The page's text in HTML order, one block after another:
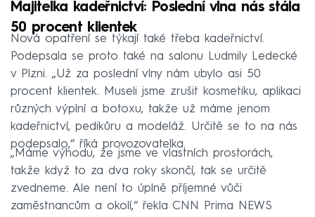
Majitelka kadeřnictví: Poslední vlna nás stála
50 procent klientek
Nová opatření se týkají také třeba kadeřnictví.
Podepsala se proto také na salonu Ludmily Ledecké
v Plzni. „Už za poslední vlny nám ubylo asi 50
procent klientek. Museli jsme zrušit kosmetiku, aplikaci
různých výplní a botoxu, takže už máme jenom
kadeřnictví, pedikůru a modeláž. Určitě se to na nás
podepsalo,“ říká provozovatelka.
„Máme výhodu, že jsme ve vlastních prostorách,
takže když to za dva roky skončí, tak se určitě
zvedneme. Ale není to úplně příjemné vůči
zaměstnancům a okolí,“ řekla CNN Prima NEWS